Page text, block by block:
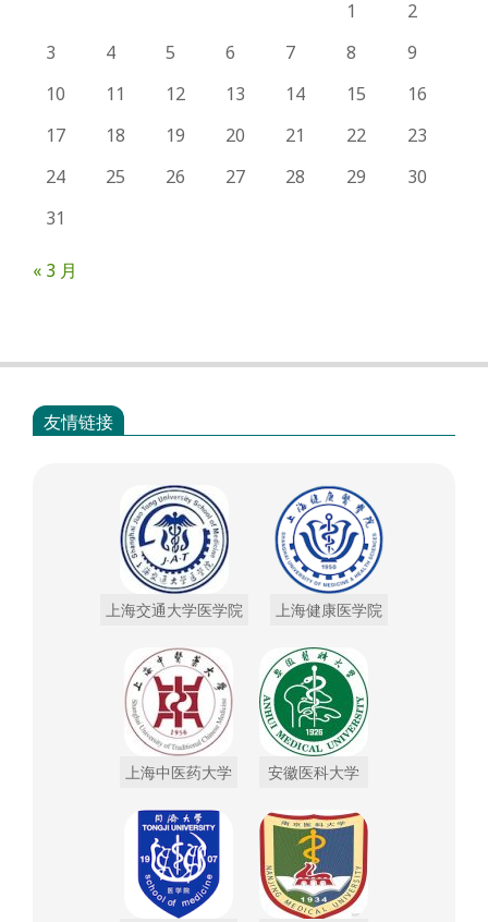
1
2
3
4 5 6 7 8
9
10
11 12 13 14 15
16
17
18 19 20 21 22
23
24
25 26 27 28 29
30
31
« 3 月
友情链接
上海交通大学医学院 上海健康医学院
上海中医药大学 安徽医科大学